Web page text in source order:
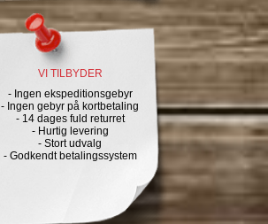
VI TILBYDER
- Ingen ekspeditionsgebyr
- Ingen gebyr på kortbetaling
- 14 dages fuld returret
- Hurtig levering
- Stort udvalg
- Godkendt betalingssystem